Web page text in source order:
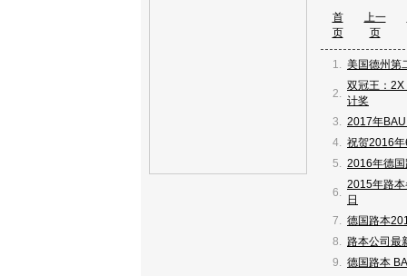
首
页
上一
页
1. 美国德州第
2.
双冠王：2X
计奖
3. 2017年
4. 祝贺2016
5. 2016年德
6.
2015年路
日
7. 德国路本
8. 路本公司最
9. 德国路本